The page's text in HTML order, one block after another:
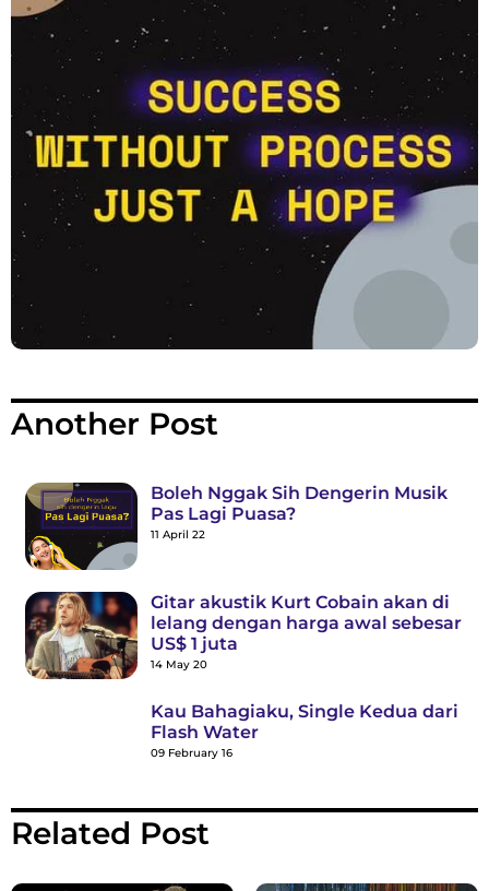
Another Post
Boleh Nggak Sih Dengerin Musik
Pas Lagi Puasa?
11 April 22
Gitar akustik Kurt Cobain akan di
lelang dengan harga awal sebesar
US$ 1 juta
14 May 20
Kau Bahagiaku, Single Kedua dari
Flash Water
09 February 16
Related Post